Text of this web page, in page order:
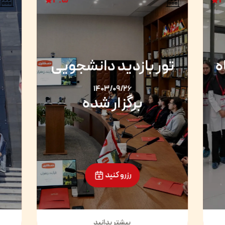
تور بازدید گروهی
1403/01/10
برگزار شده
رزرو کنید
بیشتر بدانید